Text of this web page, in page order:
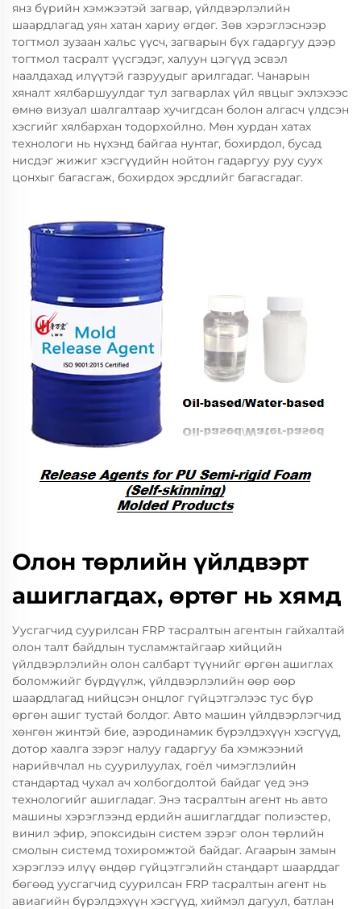
янз бүрийн хэмжээтэй загвар, үйлдвэрлэлийн
шаардлагад уян хатан хариу өгдөг. Зөв хэрэглэснээр
тогтмол зузаан хальс үүсч, загварын бүх гадаргуу дээр
тогтмол тасралт үүсгэдэг, халуун цэгүүд эсвэл
наалдахад илүүтэй газруудыг арилгадаг. Чанарын
хяналт хялбаршуулдаг тул загварлах үйл явцыг эхлэхээс
өмнө визуал шалгалтаар хучигдсан болон алгасч үлдсэн
хэсгийг хялбархан тодорхойлно. Мөн хурдан хатах
технологи нь нүхэнд байгаа нунтаг, бохирдол, бусад
нисдэг жижиг хэсгүүдийн нойтон гадаргуу руу суух
цонхыг багасгаж, бохирдох эрсдлийг багасгадаг.
Олон төрлийн үйлдвэрт
ашиглагдах, өртөг нь хямд
Уусгагчид суурилсан FRP тасралтын агентын гайхалтай
олон талт байдлын тусламжтайгаар хийцийн
үйлдвэрлэлийн олон салбарт түүнийг өргөн ашиглах
боломжийг бүрдүүлж, үйлдвэрлэлийн өөр өөр
шаардлагад нийцсэн онцлог гүйцэтгэлээс тус бүр
өргөн ашиг тустай болдог. Авто машин үйлдвэрлэгчид
хөнгөн жинтэй бие, аэродинамик бүрэлдэхүүн хэсгүүд,
дотор хаалга зэрэг налуу гадаргуу ба хэмжээний
нарийвчлал нь суурилуулах, гоёл чимэглэлийн
стандартад чухал ач холбогдолтой байдаг үед энэ
технологийг ашигладаг. Энэ тасралтын агент нь авто
машины хэрэглээнд ердийн ашиглагддаг полиэстер,
винил эфир, эпоксидын систем зэрэг олон төрлийн
смолын системд тохиромжтой байдаг. Агаарын замын
хэрэглээ илүү өндөр гүйцэтгэлийн стандарт шаарддаг
бөгөөд уусгагчид суурилсан FRP тасралтын агент нь
авиагийн бүрэлдэхүүн хэсгүүд, хиймэл дагуул, батлан